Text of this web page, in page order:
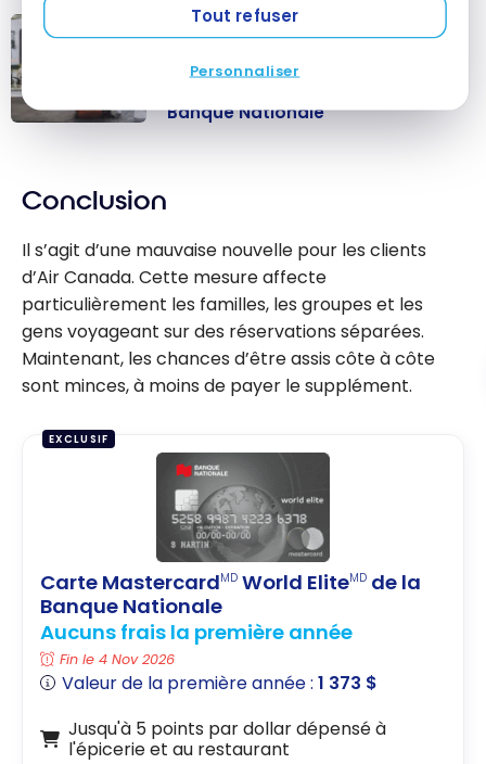
Tout refuser
Personnaliser
première
année avec la
Carte
Mastercard
World Elite de
la Banque
Nationale
première année avec la Carte
Banque Nationale
Conclusion
Il s’agit d’une mauvaise nouvelle pour les clients
d’Air Canada. Cette mesure affecte
particulièrement les familles, les groupes et les
gens voyageant sur des réservations séparées.
Maintenant, les chances d’être assis côte à côte
sont minces, à moins de payer le supplément.
EXCLUSIF
Carte MastercardMD World EliteMD de la
Banque Nationale
Aucuns frais la première année
Fin le 4 Nov 2026
Valeur de la première année :1 373 $
Jusqu'à 5 points par dollar dépensé à
l'épicerie et au restaurant